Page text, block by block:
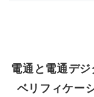
電通と電通デ
ベリフィケー